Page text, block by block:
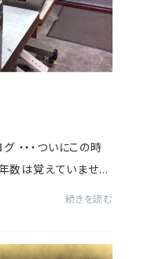
・・ついにこの時
数は覚えていません
続きを読む